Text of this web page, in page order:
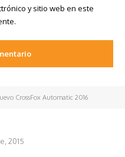
y sitio web en este